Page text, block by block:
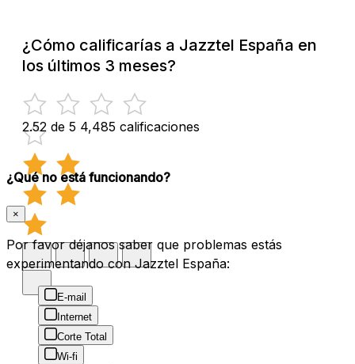
¿Cómo calificarías a Jazztel España en
los últimos 3 meses?
2.52 de 5 4,485 calificaciones
¿Qué no está funcionando?
×
Por favor déjanos saber que problemas estás
experimentando con Jazztel España:
E-mail
Internet
Corte Total
Wi-fi